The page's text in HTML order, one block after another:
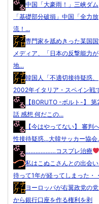
中国「大豪雨！」三峡ダム
「基礎部分破損」中国「全力放
流！...
専門家を舐めきった某国
メディア、「日本の反撃能力が
地...
韓国人「不適切接待疑惑、
2002年イタリア・スペイン戦
【BORUTO -ボルト-】
話 感想 何だこの...
【今はやってない】 審判
性接待疑惑…大韓サッカー協会
………………コスプレ治療
私はこぬこさんとの出会
待って1年が経ってしまった・
ヨーロッパが右翼政党の
から銀行口座を作る権利を剥